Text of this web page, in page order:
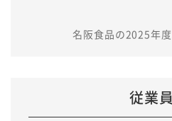
名阪食品の2025年度
従業